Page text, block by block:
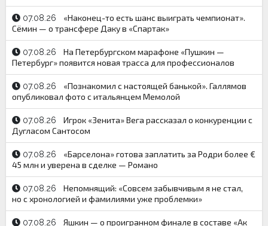
07.08.26
«Наконец-то есть шанс выиграть чемпионат».
Сёмин — о трансфере Даку в «Спартак»
07.08.26
На Петербургском марафоне «Пушкин —
Петербург» появится новая трасса для профессионалов
07.08.26
«Познакомил с настоящей банькой». Галлямов
опубликовал фото с итальянцем Мемолой
07.08.26
Игрок «Зенита» Вега рассказал о конкуренции с
Дугласом Сантосом
07.08.26
«Барселона» готова заплатить за Родри более €
45 млн и уверена в сделке — Романо
07.08.26
Непомнящий: «Совсем забывчивым я не стал,
но с хронологией и фамилиями уже проблемки»
07.08.26 Яшкин — о проигранном финале в составе «Ак